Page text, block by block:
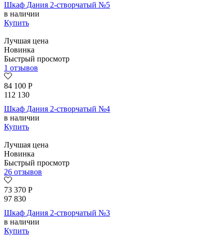
Шкаф Дания 2-створчатый №5
в наличии
Купить
Лучшая цена
Новинка
Быстрый просмотр
1 отзывов
84 100 Р
112 130
Шкаф Дания 2-створчатый №4
в наличии
Купить
Лучшая цена
Новинка
Быстрый просмотр
26 отзывов
73 370 Р
97 830
Шкаф Дания 2-створчатый №3
в наличии
Купить